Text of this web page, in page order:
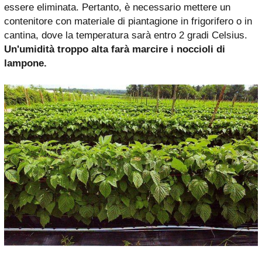
essere eliminata. Pertanto, è necessario mettere un
contenitore con materiale di piantagione in frigorifero o in
cantina, dove la temperatura sarà entro 2 gradi Celsius.
Un'umidità troppo alta farà marcire i noccioli di
lampone.